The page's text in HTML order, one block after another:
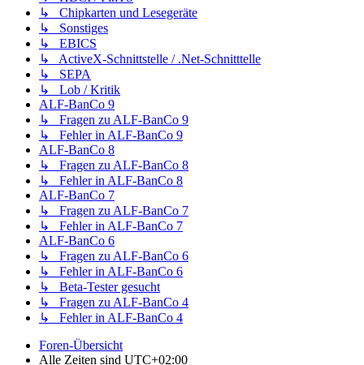
↳ Chipkarten und Lesegeräte
↳ Sonstiges
↳ EBICS
↳ ActiveX-Schnittstelle / .Net-Schnitttelle
↳ SEPA
↳ Lob / Kritik
ALF-BanCo 9
↳ Fragen zu ALF-BanCo 9
↳ Fehler in ALF-BanCo 9
ALF-BanCo 8
↳ Fragen zu ALF-BanCo 8
↳ Fehler in ALF-BanCo 8
ALF-BanCo 7
↳ Fragen zu ALF-BanCo 7
↳ Fehler in ALF-BanCo 7
ALF-BanCo 6
↳ Fragen zu ALF-BanCo 6
↳ Fehler in ALF-BanCo 6
↳ Beta-Tester gesucht
↳ Fragen zu ALF-BanCo 4
↳ Fehler in ALF-BanCo 4
Foren-Übersicht
Alle Zeiten sind UTC+02:00